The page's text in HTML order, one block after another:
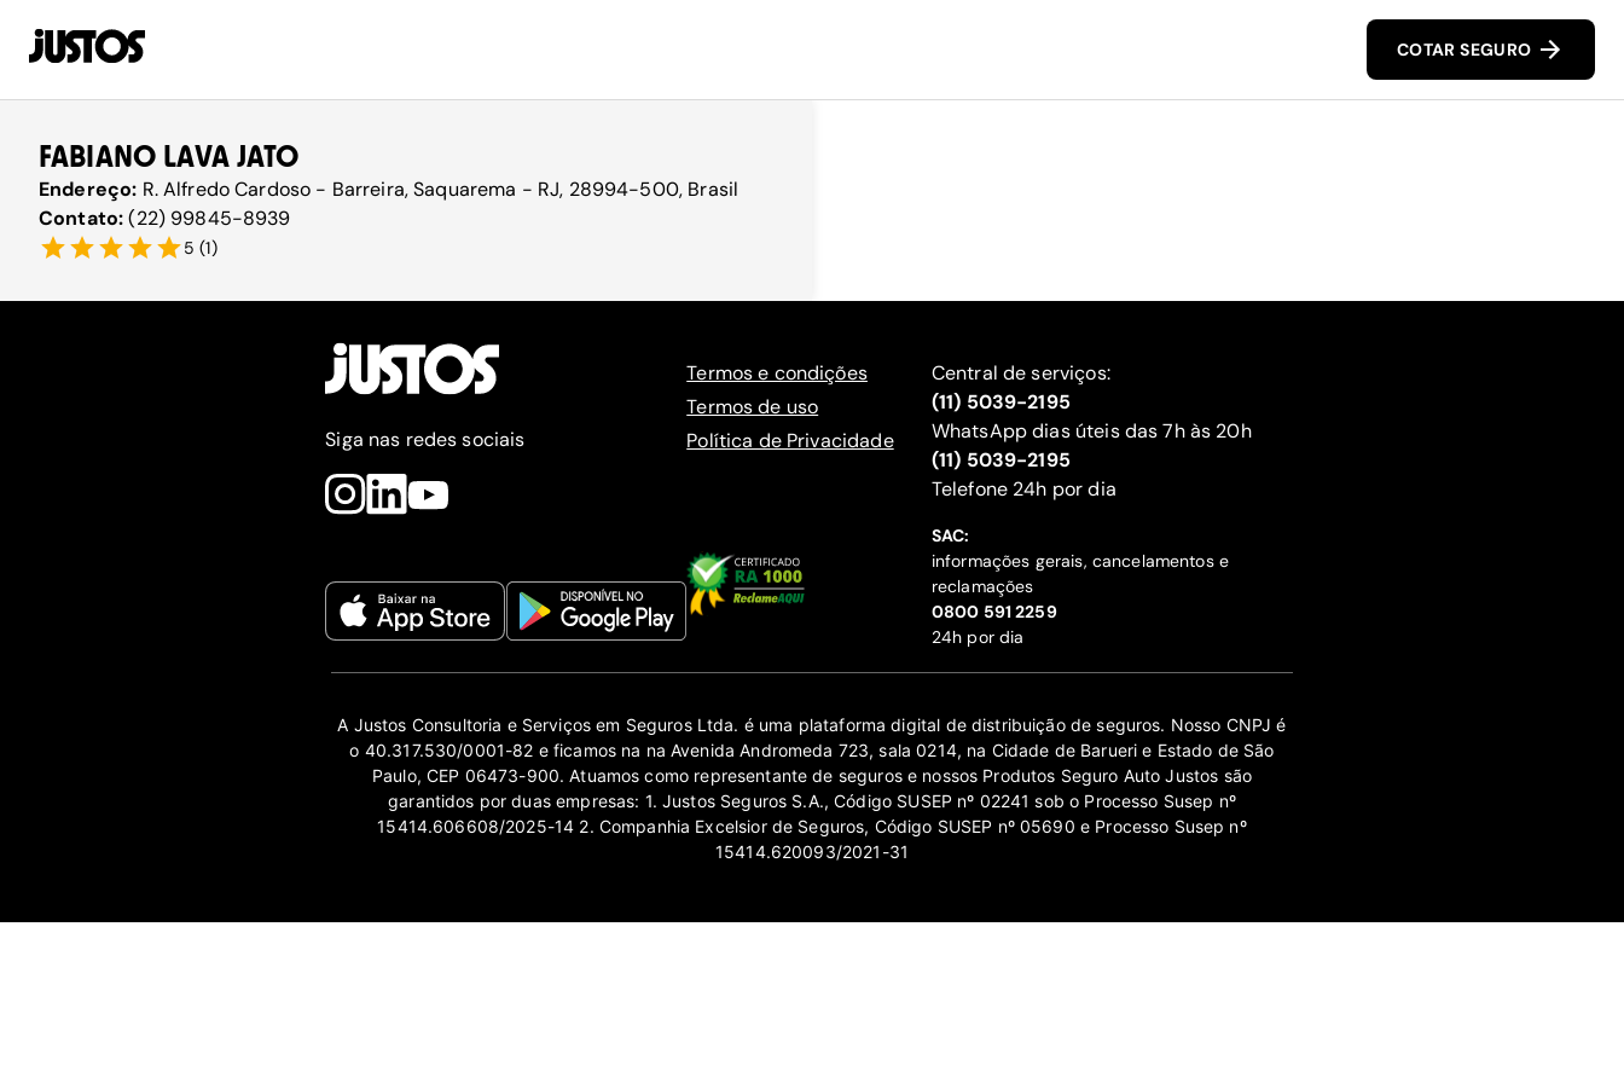
COTAR SEGURO
FABIANO LAVA JATO
Endereço: R. Alfredo Cardoso - Barreira, Saquarema - RJ, 28994-500, Brasil
Contato:(22) 99845-8939
5 (1)
Siga nas redes sociais
Termos e condições
Termos de uso
Política de Privacidade
Central de serviços:
(11) 5039-2195
WhatsApp dias úteis das 7h às 20h
(11) 5039-2195
‍Telefone 24h por dia
SAC:
informações gerais, cancelamentos e
reclamações
‍0800 591 2259
24h por dia
A Justos Consultoria e Serviços em Seguros Ltda. é uma plataforma digital de distribuição de seguros. Nosso CNPJ é
o 40.317.530/0001-82 e ficamos na na Avenida Andromeda 723, sala 0214, na Cidade de Barueri e Estado de São
Paulo, CEP 06473-900. Atuamos como representante de seguros e nossos Produtos Seguro Auto Justos são
garantidos por duas empresas: 1. Justos Seguros S.A., Código SUSEP nº 02241 sob o Processo Susep nº
15414.606608/2025-14 2. Companhia Excelsior de Seguros, Código SUSEP nº 05690 e Processo Susep nº
15414.620093/2021-31